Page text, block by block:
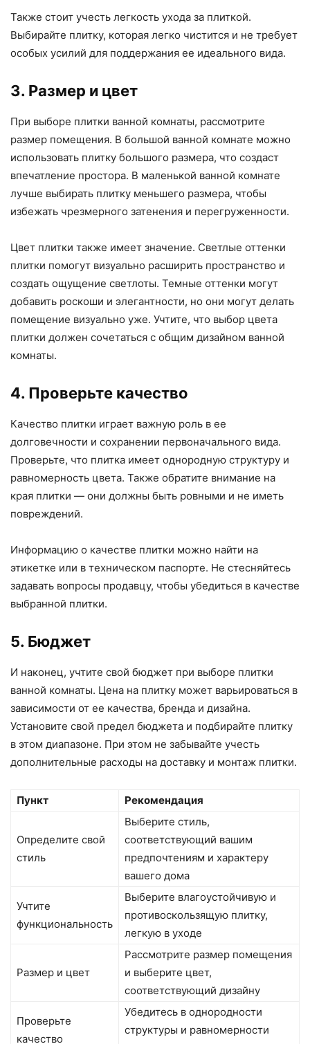
Также стоит учесть легкость ухода за плиткой.
Выбирайте плитку, которая легко чистится и не требует
особых усилий для поддержания ее идеального вида.
3. Размер и цвет
При выборе плитки ванной комнаты, рассмотрите
размер помещения. В большой ванной комнате можно
использовать плитку большого размера, что создаст
впечатление простора. В маленькой ванной комнате
лучше выбирать плитку меньшего размера, чтобы
избежать чрезмерного затенения и перегруженности.
Цвет плитки также имеет значение. Светлые оттенки
плитки помогут визуально расширить пространство и
создать ощущение светлоты. Темные оттенки могут
добавить роскоши и элегантности, но они могут делать
помещение визуально уже. Учтите, что выбор цвета
плитки должен сочетаться с общим дизайном ванной
комнаты.
4. Проверьте качество
Качество плитки играет важную роль в ее
долговечности и сохранении первоначального вида.
Проверьте, что плитка имеет однородную структуру и
равномерность цвета. Также обратите внимание на
края плитки — они должны быть ровными и не иметь
повреждений.
Информацию о качестве плитки можно найти на
этикетке или в техническом паспорте. Не стесняйтесь
задавать вопросы продавцу, чтобы убедиться в качестве
выбранной плитки.
5. Бюджет
И наконец, учтите свой бюджет при выборе плитки
ванной комнаты. Цена на плитку может варьироваться в
зависимости от ее качества, бренда и дизайна.
Установите свой предел бюджета и подбирайте плитку
в этом диапазоне. При этом не забывайте учесть
дополнительные расходы на доставку и монтаж плитки.
Пункт Рекомендация
Определите свой
стиль
Выберите стиль,
соответствующий вашим
предпочтениям и характеру
вашего дома
Учтите
функциональность
Выберите влагоустойчивую и
противоскользящую плитку,
легкую в уходе
Размер и цвет
Рассмотрите размер помещения
и выберите цвет,
соответствующий дизайну
Проверьте
качество
Убедитесь в однородности
структуры и равномерности